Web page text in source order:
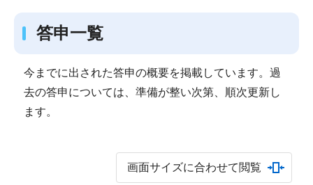
答申一覧
今までに出された答申の概要を掲載しています。過
去の答申については、準備が整い次第、順次更新し
ます。
画面サイズに合わせて閲覧